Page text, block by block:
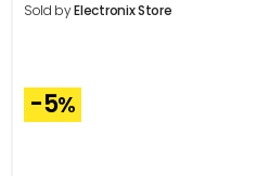
Sold byElectronix Store
-5%